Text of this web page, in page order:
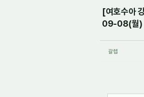
[여호수아
09-08(월)
갈렙